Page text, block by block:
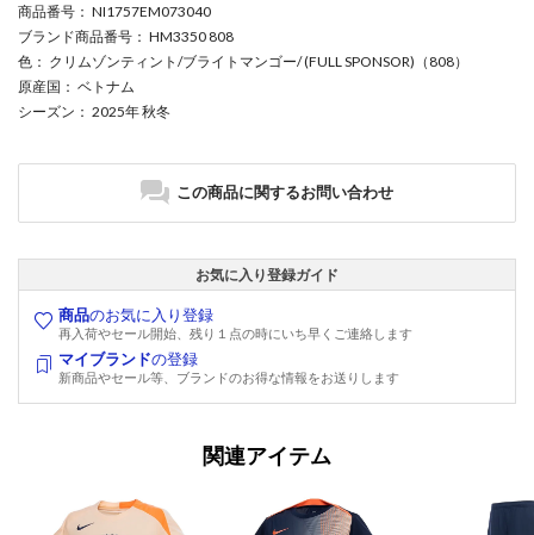
商品番号 ： NI1757EM073040
ブランド商品番号 ： HM3350 808
色 ： クリムゾンティント/ブライトマンゴー/ (FULL SPONSOR)（808）
原産国 ： ベトナム
シーズン ： 2025年 秋冬
この商品に関するお問い合わせ
お気に入り登録ガイド
商品のお気に入り登録
再入荷やセール開始、残り１点の時にいち早くご連絡します
マイブランドの登録
新商品やセール等、ブランドのお得な情報をお送りします
関連アイテム